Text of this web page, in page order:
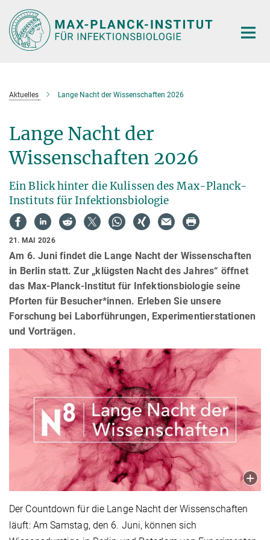
Hauptinhalt
Aktuelles Lange Nacht der Wissenschaften 2026
Lange Nacht der
Wissenschaften 2026
Ein Blick hinter die Kulissen des Max-Planck-
Instituts für Infektionsbiologie
21. MAI 2026
Am 6. Juni findet die Lange Nacht der Wissenschaften
in Berlin statt. Zur „klügsten Nacht des Jahres“ öffnet
das Max-Planck-Institut für Infektionsbiologie seine
Pforten für Besucher*innen. Erleben Sie unsere
Forschung bei Laborführungen, Experimentierstationen
und Vorträgen.
Der Countdown für die Lange Nacht der Wissenschaften
läuft: Am Samstag, den 6. Juni, können sich